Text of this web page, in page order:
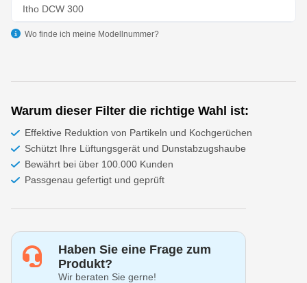
Itho DCW 300
Wo finde ich meine Modellnummer?
Warum dieser Filter die richtige Wahl ist:
Effektive Reduktion von Partikeln und Kochgerüchen
Schützt Ihre Lüftungsgerät und Dunstabzugshaube
Bewährt bei über 100.000 Kunden
Passgenau gefertigt und geprüft
Haben Sie eine Frage zum
Produkt?
Wir beraten Sie gerne!